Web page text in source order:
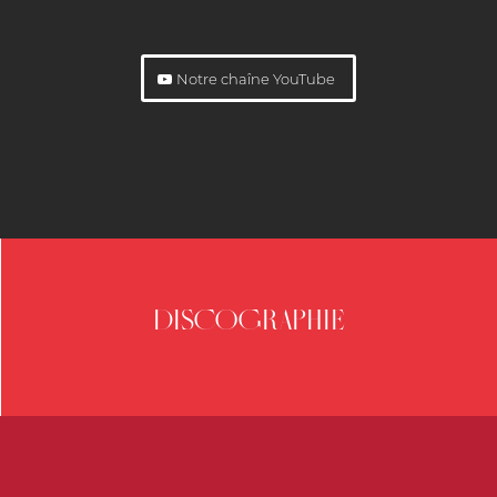
Notre chaîne YouTube
DISCOGRAPHIE